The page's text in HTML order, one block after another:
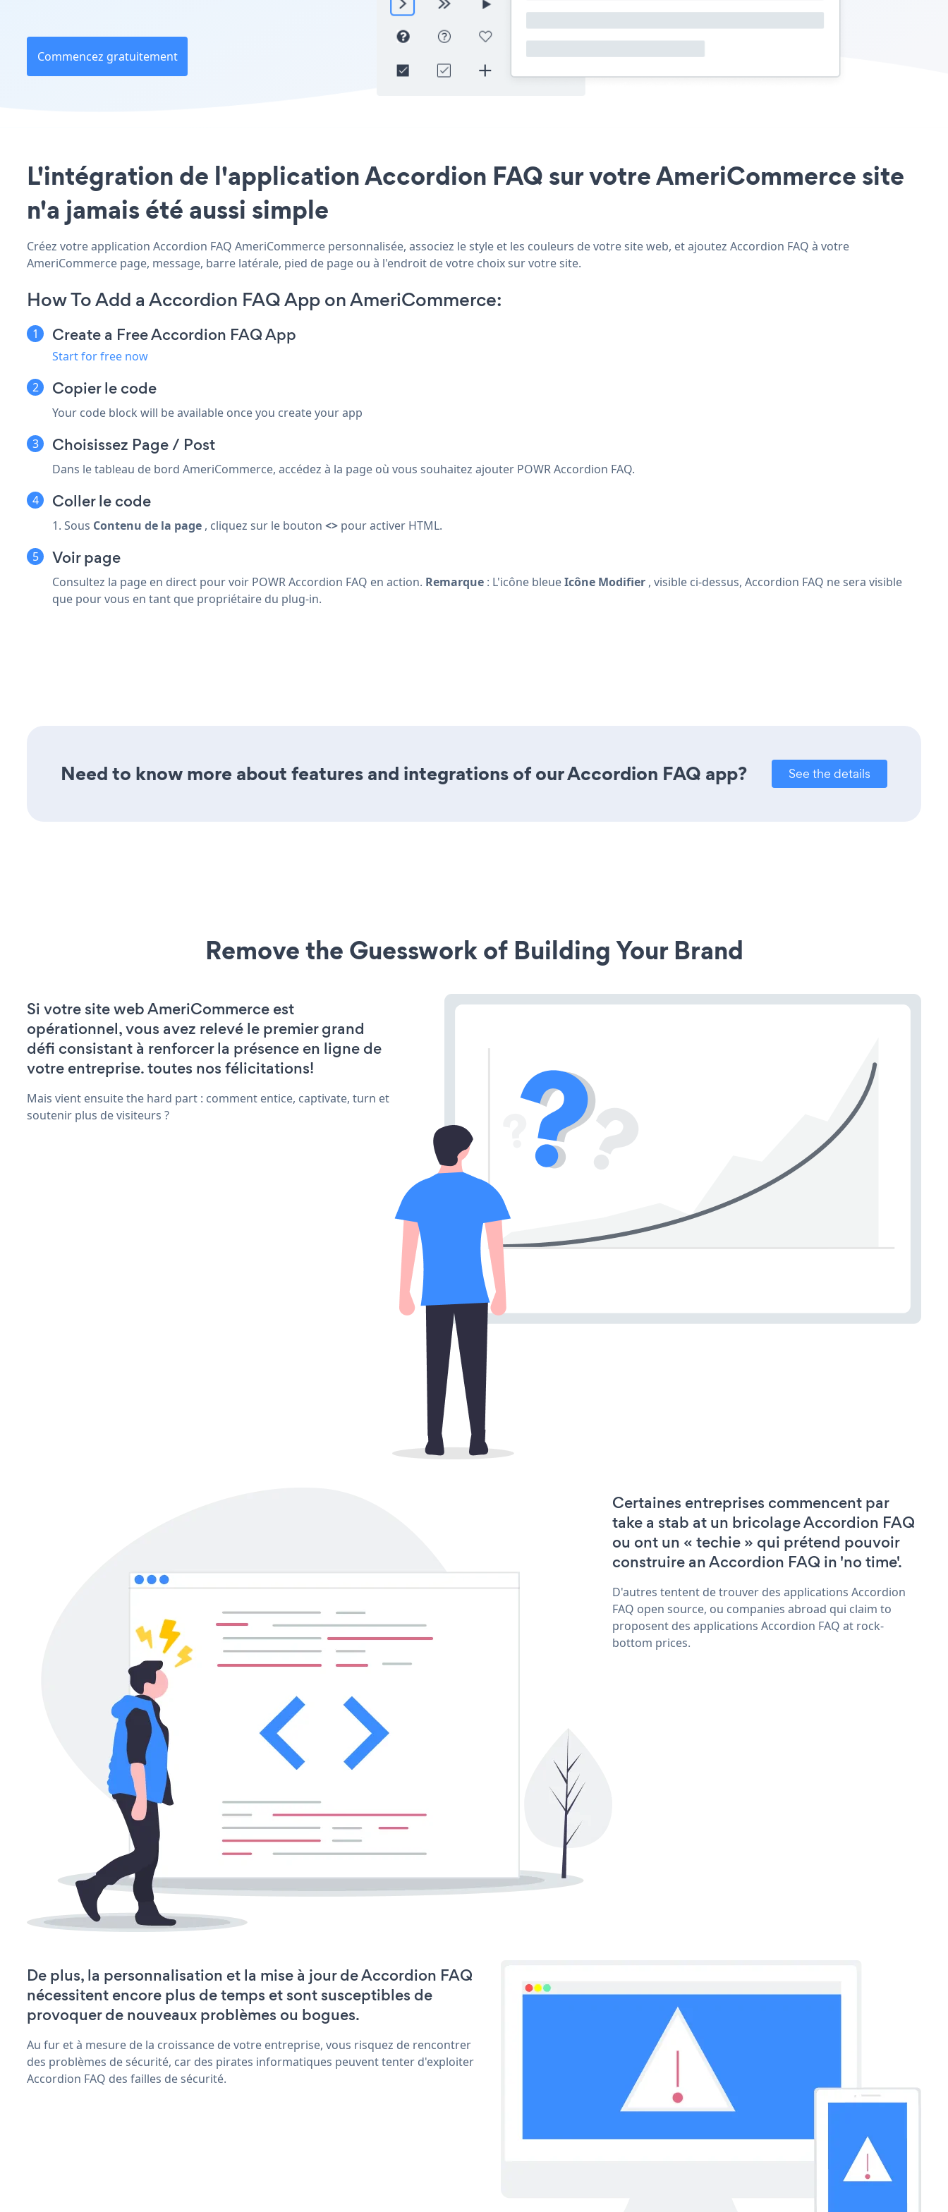
Commencez gratuitement
L'intégration de l'application Accordion FAQ sur votre AmeriCommerce site
n'a jamais été aussi simple
Créez votre application Accordion FAQ AmeriCommerce personnalisée, associez le style et les couleurs de votre site web, et ajoutez Accordion FAQ à votre
AmeriCommerce page, message, barre latérale, pied de page ou à l'endroit de votre choix sur votre site.
How To Add a Accordion FAQ App on AmeriCommerce:
Create a Free Accordion FAQ App
Start for free now
Copier le code
Your code block will be available once you create your app
Choisissez Page / Post
Dans le tableau de bord AmeriCommerce, accédez à la page où vous souhaitez ajouter POWR Accordion FAQ.
Coller le code
1. Sous Contenu de la page , cliquez sur le bouton <> pour activer HTML.
Voir page
Consultez la page en direct pour voir POWR Accordion FAQ en action. Remarque : L'icône bleueIcône Modifier , visible ci-dessus, Accordion FAQ ne sera visible
que pour vous en tant que propriétaire du plug-in.
Need to know more about features and integrations of our Accordion FAQ app? See the details
Remove the Guesswork of Building Your Brand
Si votre site web AmeriCommerce est
opérationnel, vous avez relevé le premier grand
défi consistant à renforcer la présence en ligne de
votre entreprise. toutes nos félicitations!
Mais vient ensuite the hard part : comment entice, captivate, turn et
soutenir plus de visiteurs ?
Certaines entreprises commencent par
take a stab at un bricolage Accordion FAQ
ou ont un « techie » qui prétend pouvoir
construire an Accordion FAQ in 'no time'.
D'autres tentent de trouver des applications Accordion
FAQ open source, ou companies abroad qui claim to
proposent des applications Accordion FAQ at rock-
bottom prices.
De plus, la personnalisation et la mise à jour de Accordion FAQ
nécessitent encore plus de temps et sont susceptibles de
provoquer de nouveaux problèmes ou bogues.
Au fur et à mesure de la croissance de votre entreprise, vous risquez de rencontrer
des problèmes de sécurité, car des pirates informatiques peuvent tenter d'exploiter
Accordion FAQ des failles de sécurité.